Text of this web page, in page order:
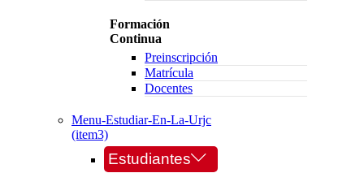
Formación
Continua
Preinscripción
Matrícula
Docentes
Menu-Estudiar-En-La-Urjc
(item3)
Estudiantes